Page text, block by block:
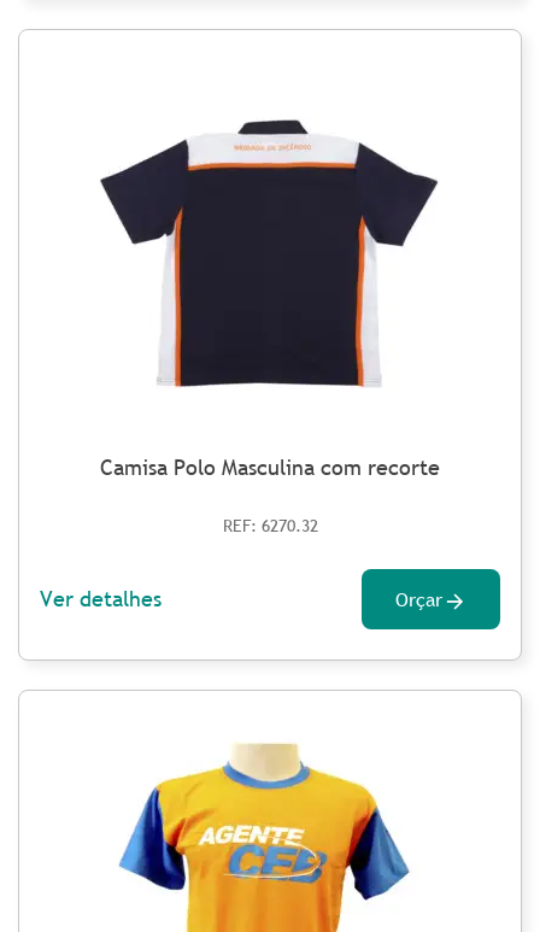
Camisa Polo Masculina com recorte
REF: 6270.32
Ver detalhes Orçar